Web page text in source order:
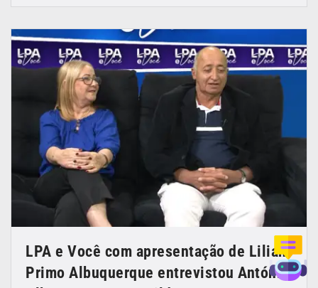
LPA e Você com apresentação de Lilian
Primo Albuquerque entrevistou António